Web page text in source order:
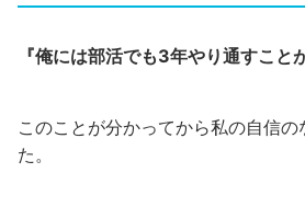
『俺には部活でも3年やり通すこと
このことが分かってから私の自信
た。